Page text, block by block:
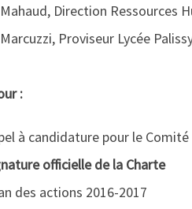
Direction Ressources
Proviseur Lycée
:
à candidature pour le
officielle de la Charte
des actions 2016-2017